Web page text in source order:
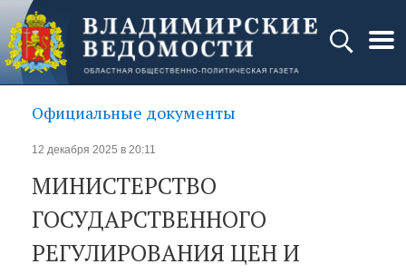
Официальные документы
12 декабря 2025 в 20:11
МИНИСТЕРСТВО
ГОСУДАРСТВЕННОГО
РЕГУЛИРОВАНИЯ ЦЕН И